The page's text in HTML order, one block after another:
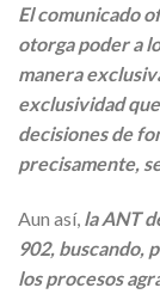
El comunicado
otorga poder a
manera
exclusividad
decisiones de
precisamente,
Aun así, la ANT
902, buscando,
los procesos